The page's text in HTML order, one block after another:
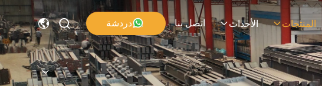
المنتجات الأحداث اتصل بنا دردشة